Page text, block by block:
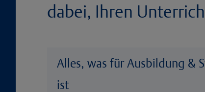
dabei, Ihren
Alles, was für Ausbildung &
ist